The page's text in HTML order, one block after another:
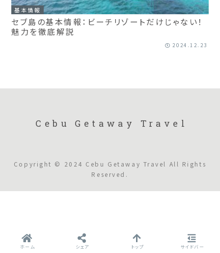
基本情報
セブ島の基本情報：ビーチリゾートだけじゃない！
魅力を徹底解説
2024.12.23
Cebu Getaway Travel
Copyright © 2024 Cebu Getaway Travel All Rights
Reserved.
ホーム シェア トップ サイドバー